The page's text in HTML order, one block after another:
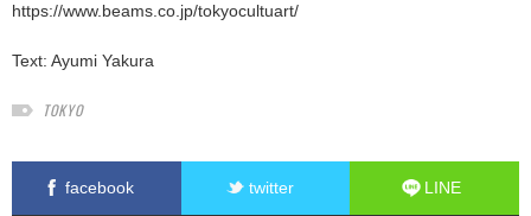
https://www.beams.co.jp/tokyocultuart/
Text: Ayumi Yakura
TOKYO
facebook twitter LINE